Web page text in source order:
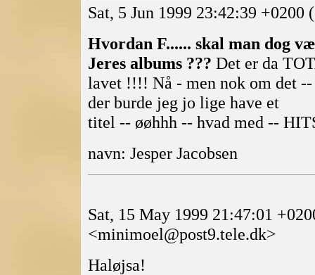
Sat, 5 Jun 1999 23:42:39
Hvordan F...... skal man dog
Jeres albums ??? Det er da
lavet !!!! Nå - men nok om det
der burde jeg jo lige have et
titel -- øøhhh -- hvad med --
navn: Jesper Jacobsen
Sat, 15 May 1999 21:47:01
<minimoel@post9.tele.dk>
Haløjsa!